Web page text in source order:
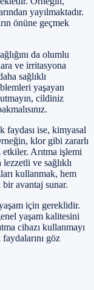
yayılmaktadır.
önüne geçmek
da olumlu
ve irritasyona
sağlıklı
yaşayan
cildiniz
faydası ise, kimyasal
klor gibi zararlı
etkiler. Arıtma işlemi
ve sağlıklı
kullanmak, hem
bir avantaj sunar.
için gereklidir.
yaşam kalitesini
cihazı kullanmayı
göz